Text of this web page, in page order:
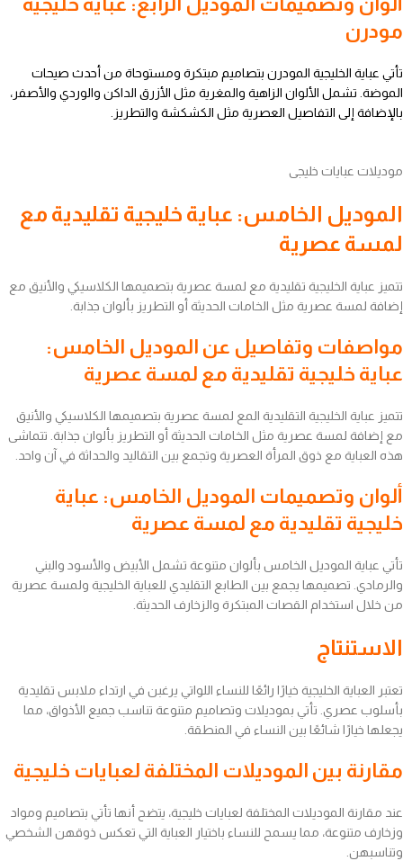
مودرن
تأتي عباية الخليجية المودرن بتصاميم مبتكرة ومستوحاة من أحدث صيحات
الموضة. تشمل الألوان الزاهية والمغرية مثل الأزرق الداكن والوردي والأصفر،
بالإضافة إلى التفاصيل العصرية مثل الكشكشة والتطريز.
موديلات عبايات خليجى
الموديل الخامس: عباية خليجية تقليدية مع
لمسة عصرية
تتميز عباية الخليجية تقليدية مع لمسة عصرية بتصميمها الكلاسيكي والأنيق مع
إضافة لمسة عصرية مثل الخامات الحديثة أو التطريز بألوان جذابة.
مواصفات وتفاصيل عن الموديل الخامس:
عباية خليجية تقليدية مع لمسة عصرية
تتميز عباية الخليجية التقليدية المع لمسة عصرية بتصميمها الكلاسيكي والأنيق
مع إضافة لمسة عصرية مثل الخامات الحديثة أو التطريز بألوان جذابة. تتماشى
هذه العباية مع ذوق المرأة العصرية وتجمع بين التقاليد والحداثة في آن واحد.
ألوان وتصميمات الموديل الخامس: عباية
خليجية تقليدية مع لمسة عصرية
تأتي عباية الموديل الخامس بألوان متنوعة تشمل الأبيض والأسود والبني
والرمادي. تصميمها يجمع بين الطابع التقليدي للعباية الخليجية ولمسة عصرية
من خلال استخدام القصات المبتكرة والزخارف الحديثة.
الاستنتاج
تعتبر العباية الخليجية خيارًا رائعًا للنساء اللواتي يرغبن في ارتداء ملابس تقليدية
بأسلوب عصري. تأتي بموديلات وتصاميم متنوعة تناسب جميع الأذواق، مما
يجعلها خيارًا شائعًا بين النساء في المنطقة.
مقارنة بين الموديلات المختلفة لعبايات خليجية
عند مقارنة الموديلات المختلفة لعبايات خليجية، يتضح أنها تأتي بتصاميم ومواد
وزخارف متنوعة، مما يسمح للنساء باختيار العباية التي تعكس ذوقهن الشخصي
وتناسبهن.